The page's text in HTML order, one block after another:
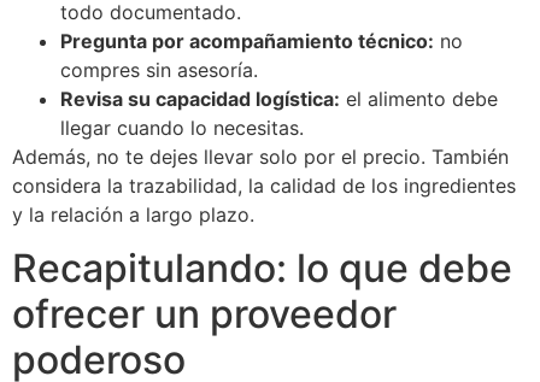
todo documentado.
Pregunta por acompañamiento técnico: no
compres sin asesoría.
Revisa su capacidad logística: el alimento debe
llegar cuando lo necesitas.
Además, no te dejes llevar solo por el precio. También
considera la trazabilidad, la calidad de los ingredientes
y la relación a largo plazo.
Recapitulando: lo que debe
ofrecer un proveedor
poderoso